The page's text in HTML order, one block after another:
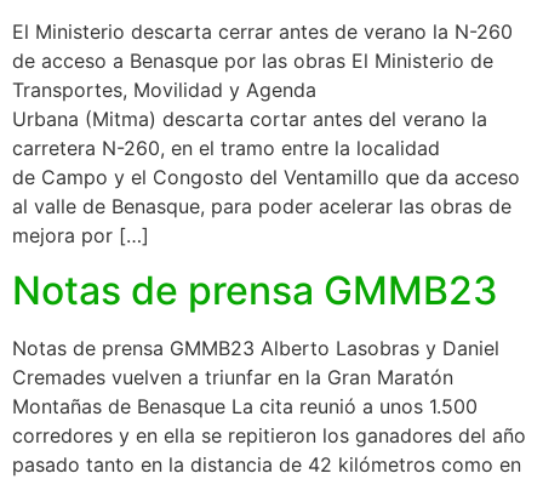
El Ministerio descarta cerrar antes de verano la N-260
de acceso a Benasque por las obras El Ministerio de
Transportes, Movilidad y Agenda
Urbana (Mitma) descarta cortar antes del verano la
carretera N-260, en el tramo entre la localidad
de Campo y el Congosto del Ventamillo que da acceso
al valle de Benasque, para poder acelerar las obras de
mejora por […]
Notas de prensa GMMB23
Notas de prensa GMMB23 Alberto Lasobras y Daniel
Cremades vuelven a triunfar en la Gran Maratón
Montañas de Benasque La cita reunió a unos 1.500
corredores y en ella se repitieron los ganadores del año
pasado tanto en la distancia de 42 kilómetros como en